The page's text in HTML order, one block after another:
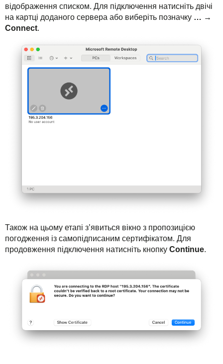
відображення списком. Для підключення натисніть двічі
на картці доданого сервера або виберіть позначку … →
Connect.
Також на цьому етапі з’явиться вікно з пропозицією
погодження із самопідписаним сертифікатом. Для
продовження підключення натисніть кнопку Continue.